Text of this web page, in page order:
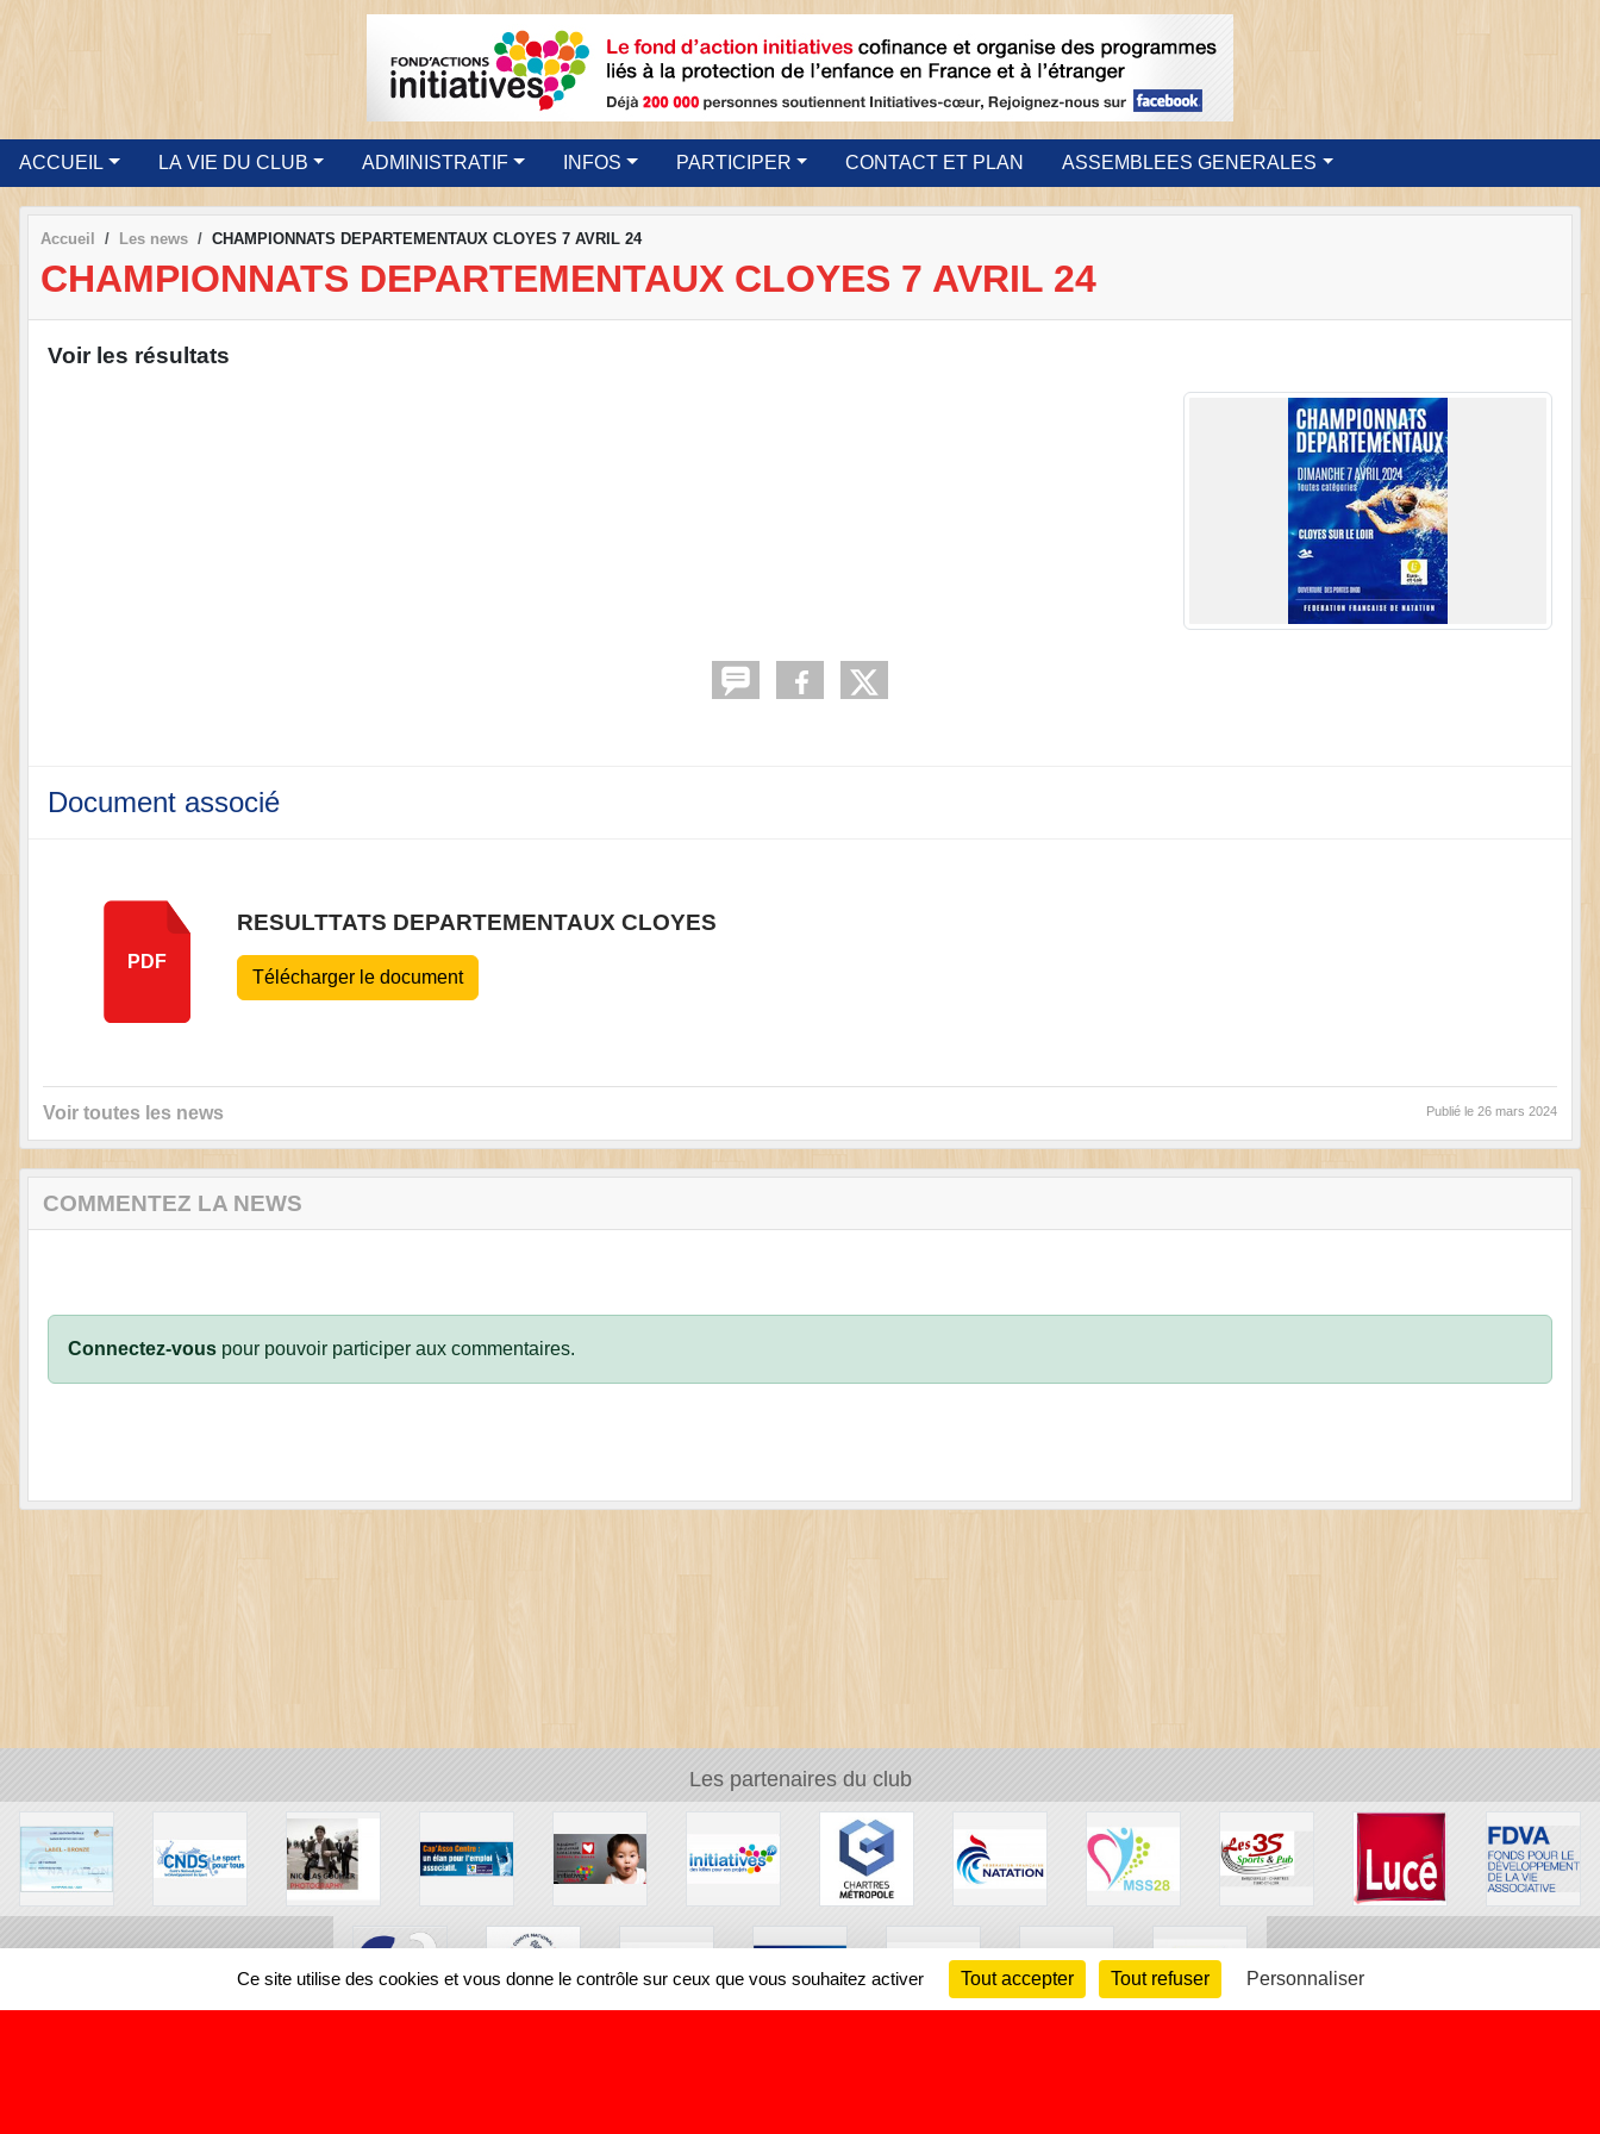
ACCUEIL LA VIE DU CLUB ADMINISTRATIF INFOS PARTICIPER CONTACT ET PLAN ASSEMBLEES GENERALES
Accueil Les news CHAMPIONNATS DEPARTEMENTAUX CLOYES 7 AVRIL 24
CHAMPIONNATS DEPARTEMENTAUX CLOYES 7 AVRIL 24
Voir les résultats
Document associé
PDF
RESULTTATS DEPARTEMENTAUX CLOYES
Télécharger le document
Voir toutes les news Publié le 26 mars 2024
COMMENTEZ LA NEWS
Connectez-vous pour pouvoir participer aux commentaires.
Les partenaires du club
Ce site utilise des cookies et vous donne le contrôle sur ceux que vous souhaitez activer Tout accepter Tout refuser Personnaliser